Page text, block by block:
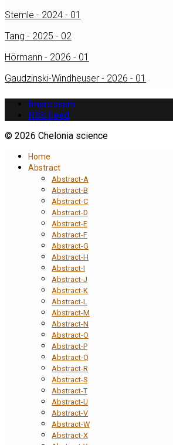
Stemle - 2024 - 01
Tang - 2025 - 02
Hörmann - 2026 - 01
Gaudzinski-Windheuser - 2026 - 01
Impressum
RSS Feed
© 2026 Chelonia science
Home
Abstract
Abstract-A
Abstract-B
Abstract-C
Abstract-D
Abstract-E
Abstract-F
Abstract-G
Abstract-H
Abstract-I
Abstract-J
Abstract-K
Abstract-L
Abstract-M
Abstract-N
Abstract-O
Abstract-P
Abstract-Q
Abstract-R
Abstract-S
Abstract-T
Abstract-U
Abstract-V
Abstract-W
Abstract-X